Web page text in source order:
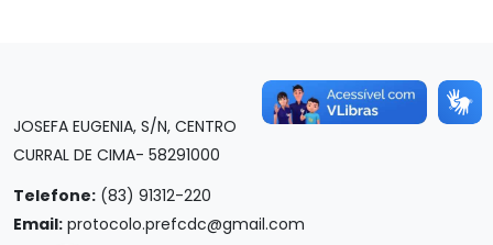
JOSEFA EUGENIA, S/N, CENTRO
CURRAL DE CIMA- 58291000
Telefone: (83) 91312-220
Email: protocolo.prefcdc@gmail.com